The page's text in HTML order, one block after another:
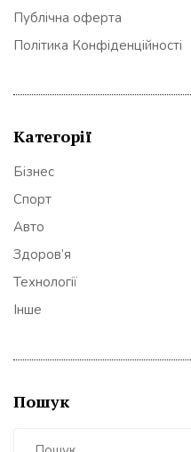
Публічна оферта
Політика Конфіденційності
Категорії
Бізнес
Спорт
Авто
Здоров’я
Технології
Інше
Пошук